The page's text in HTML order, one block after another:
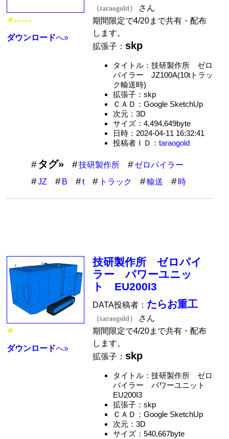
★ ★★★★★
ダウンロードへ»
（taraogold）
さん
期間限定で4/20まで共有・配布
します。
拡張子：skp
タイトル：技研製作所 ゼロ
パイラー JZ100A(10tトラッ
ク輸送時)
拡張子：skp
ＣＡＤ：Google SketchUp
次元：3D
サイズ：4,494,649byte
日時：2024-04-11 16:32:41
投稿者ＩＤ： taraogold
タグ» 技研製作所
ゼロパイラー
JZ
B t トラック 輸送 時
★
ダウンロードへ»
技研製作所 ゼロパイ
ラー パワーユニッ
ト EU200I3
DATA投稿者： たらお重工
（taraogold）
さん
期間限定で4/20まで共有・配布
します。
拡張子：skp
タイトル：技研製作所 ゼロ
パイラー パワーユニット
EU200I3
拡張子：skp
ＣＡＤ：Google SketchUp
次元：3D
サイズ：540,667byte